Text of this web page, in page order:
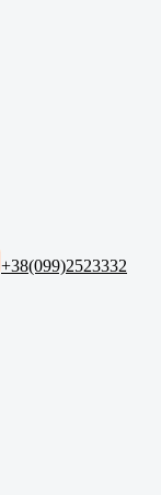
+38(099)2523332